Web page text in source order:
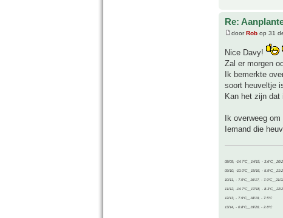
Re:
door Rob op 31
Nice Davy!
Zal er morgen
Ik bemerkte
soort heuveltje
Kan het zijn
Ik overweeg
Iemand die
08/09, -14.7°C__14/15, - 3.6°C__20/
09/10, -10.0°C__15/16, - 5.9°C__21/
10/11, - 7.9°C__16/17, - 7.9°C__21/
11/12, -14.7°C__17/18, - 8.3°C__22/
12/13, - 7.9°C__18/19, - 7.5°C
13/14, - 0.8°C__19/20, - 2.8°C